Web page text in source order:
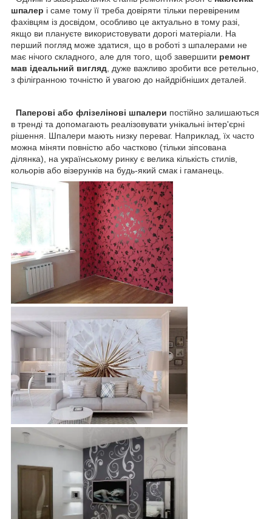
шпалер і саме тому її треба довіряти тільки перевіреним
фахівцям із досвідом, особливо це актуально в тому разі,
якщо ви плануєте використовувати дорогі матеріали. На
перший погляд може здатися, що в роботі з шпалерами не
має нічого складного, але для того, щоб завершити ремонт
мав ідеальний вигляд, дуже важливо зробити все ретельно,
з філігранною точністю й увагою до найдрібніших деталей.
Паперові або флізелінові шпалери постійно залишаються
в тренді та допомагають реалізовувати унікальні інтер'єрні
рішення. Шпалери мають низку переваг. Наприклад, їх часто
можна міняти повністю або частково (тільки зіпсована
ділянка), на українському ринку є велика кількість стилів,
кольорів або візерунків на будь-який смак і гаманець.